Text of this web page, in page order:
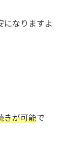
になりますよ
きが可能で